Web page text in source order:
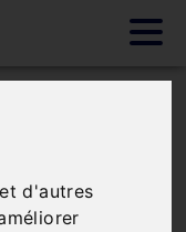
d'autres
GUERIN
et